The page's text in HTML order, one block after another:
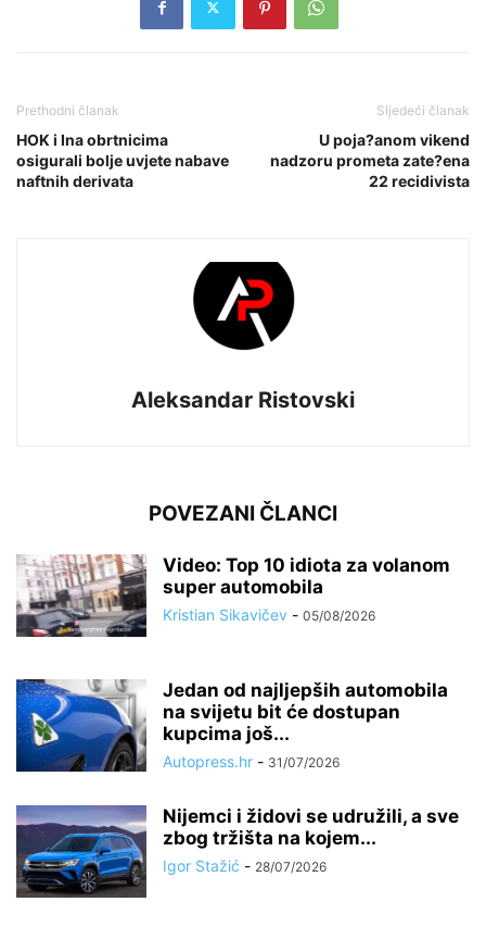
Prethodni članak
HOK i Ina obrtnicima
osigurali bolje uvjete nabave
naftnih derivata
Sljedeći članak
U poja?anom vikend
nadzoru prometa zate?ena
22 recidivista
Aleksandar Ristovski
POVEZANI ČLANCI
Video: Top 10 idiota za volanom
super automobila
Kristian Sikavičev - 05/08/2026
Jedan od najljepših automobila
na svijetu bit će dostupan
kupcima još...
Autopress.hr - 31/07/2026
Nijemci i židovi se udružili, a sve
zbog tržišta na kojem...
Igor Stažić - 28/07/2026